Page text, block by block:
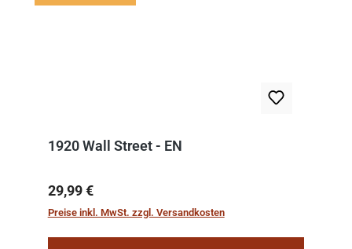
1920 Wall Street - EN
Regulärer Preis:
29,99 €
Preise inkl. MwSt. zzgl. Versandkosten